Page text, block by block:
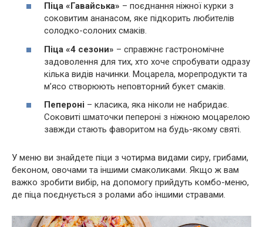
Піца «Гавайська» – поєднання ніжної курки з
соковитим ананасом, яке підкорить любителів
солодко-солоних смаків.
Піца «4 сезони» – справжнє гастрономічне
задоволення для тих, хто хоче спробувати одразу
кілька видів начинки. Моцарела, морепродукти та
м’ясо створюють неповторний букет смаків.
Пепероні – класика, яка ніколи не набридає.
Соковиті шматочки пепероні з ніжною моцарелою
завжди стають фаворитом на будь-якому святі.
У меню ви знайдете піци з чотирма видами сиру, грибами,
беконом, овочами та іншими смаколиками. Якщо ж вам
важко зробити вибір, на допомогу прийдуть комбо-меню,
де піца поєднується з ролами або іншими стравами.